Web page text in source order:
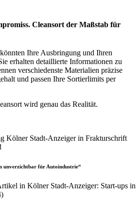
Cleansort der Maßstab für
Ihre Ausbringung und Ihren
erhalten detaillierte Informationen zu
verschiedenste Materialien präzise
und passen Ihre Sortierlimits per
wird genau das Realität.
unverzichtbar für Autoindustrie“
in Kölner Stadt-Anzeiger: Start-ups in